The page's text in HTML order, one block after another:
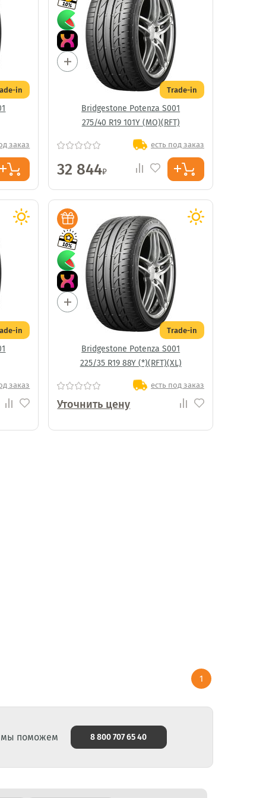
in
заказ
Trade-in
Bridgestone Potenza S001
275/40 R19 101Y (MO)(RFT)
есть под заказ
32 844₽
in
заказ
Trade-in
Bridgestone Potenza S001
225/35 R19 88Y (*)(RFT)(XL)
есть под заказ
Уточнить цену
1
мы поможем 8 800 707 65 40